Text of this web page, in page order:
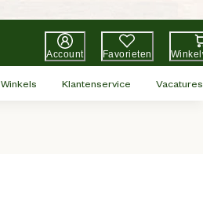
Account Favorieten
Winkels Klantenservice Vacatures